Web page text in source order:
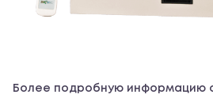
Более подробную информацию